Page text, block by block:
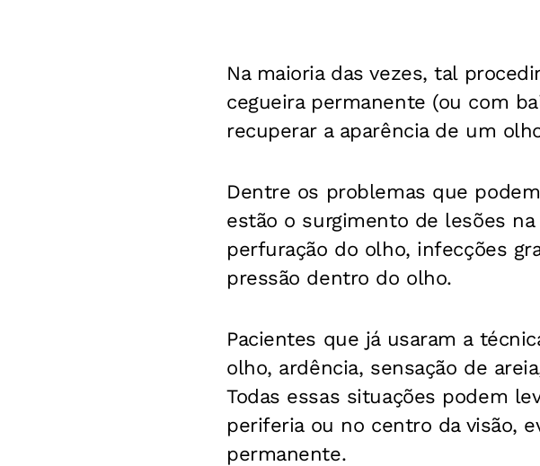
Na maioria das vezes, tal
cegueira permanente (ou com
recuperar a aparência de um
Dentre os problemas que
estão o surgimento de lesões
perfuração do olho, infecções
pressão dentro do olho.
Pacientes que já usaram a
olho, ardência, sensação de
Todas essas situações podem
periferia ou no centro da visão,
permanente.